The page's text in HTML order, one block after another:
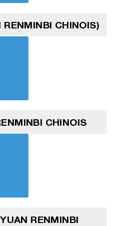
CHINOIS)
CHINOIS
RENMINBI